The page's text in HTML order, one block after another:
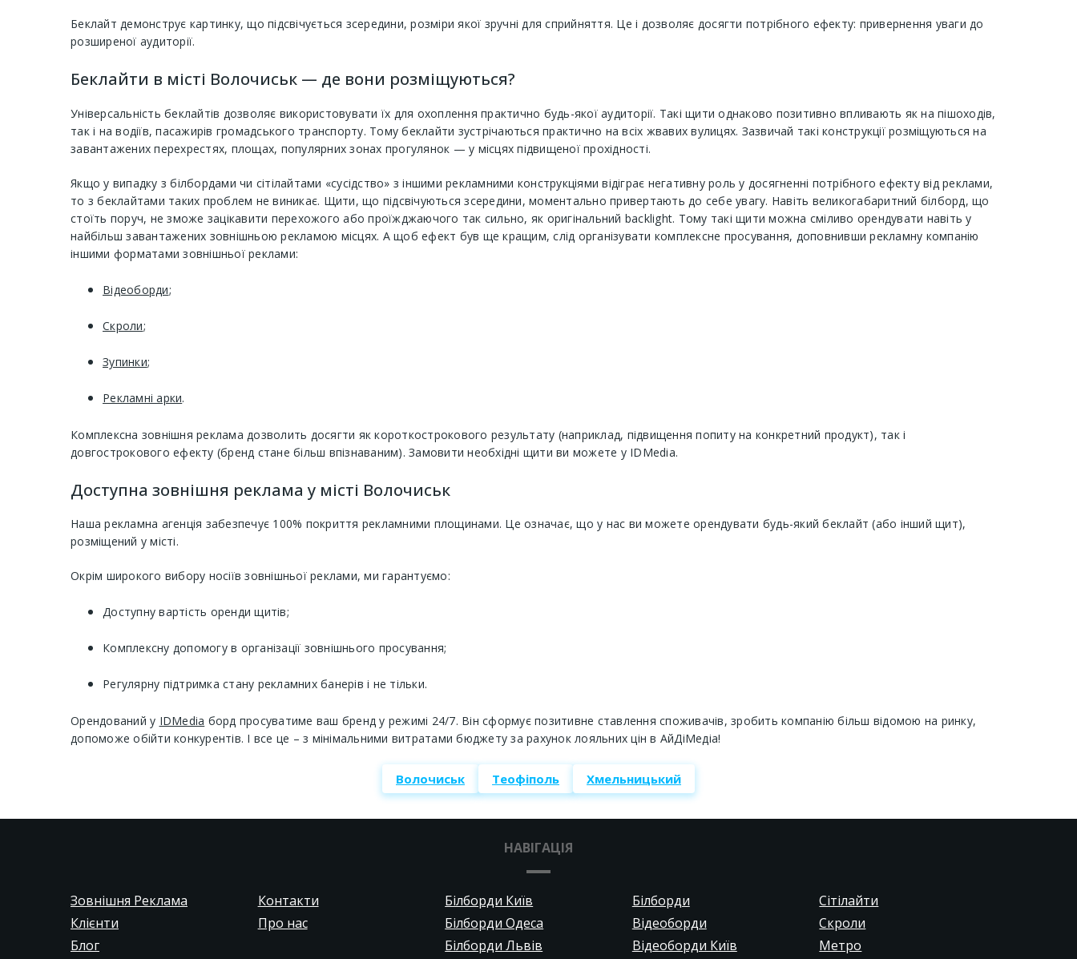
Беклайт демонструє картинку, що підсвічується зсередини, розміри якої зручні для сприйняття. Це і дозволяє досягти потрібного ефекту: привернення уваги до
розширеної аудиторії.
Беклайти в місті Волочиськ — де вони розміщуються?
Універсальність беклайтів дозволяє використовувати їх для охоплення практично будь-якої аудиторії. Такі щити однаково позитивно впливають як на пішоходів,
так і на водіїв, пасажирів громадського транспорту. Тому беклайти зустрічаються практично на всіх жвавих вулицях. Зазвичай такі конструкції розміщуються на
завантажених перехрестях, площах, популярних зонах прогулянок — у місцях підвищеної прохідності.
Якщо у випадку з білбордами чи сітілайтами «сусідство» з іншими рекламними конструкціями відіграє негативну роль у досягненні потрібного ефекту від реклами,
то з беклайтами таких проблем не виникає. Щити, що підсвічуються зсередини, моментально привертають до себе увагу. Навіть великогабаритний білборд, що
стоїть поруч, не зможе зацікавити перехожого або проїжджаючого так сильно, як оригінальний backlight. Тому такі щити можна сміливо орендувати навіть у
найбільш завантажених зовнішньою рекламою місцях. А щоб ефект був ще кращим, слід організувати комплексне просування, доповнивши рекламну компанію
іншими форматами зовнішньої реклами:
Відеоборди;
Скроли;
Зупинки;
Рекламні арки.
Комплексна зовнішня реклама дозволить досягти як короткострокового результату (наприклад, підвищення попиту на конкретний продукт), так і
довгострокового ефекту (бренд стане більш впізнаваним). Замовити необхідні щити ви можете у IDMedia.
Доступна зовнішня реклама у місті Волочиськ
Наша рекламна агенція забезпечує 100% покриття рекламними площинами. Це означає, що у нас ви можете орендувати будь-який беклайт (або інший щит),
розміщений у місті.
Окрім широкого вибору носіїв зовнішньої реклами, ми гарантуємо:
Доступну вартість оренди щитів;
Комплексну допомогу в організації зовнішнього просування;
Регулярну підтримка стану рекламних банерів і не тільки.
Орендований у IDMedia борд просуватиме ваш бренд у режимі 24/7. Він сформує позитивне ставлення споживачів, зробить компанію більш відомою на ринку,
допоможе обійти конкурентів. І все це – з мінімальними витратами бюджету за рахунок лояльних цін в АйДіМедіа!
Волочиськ Теофіполь Хмельницький
НАВІГАЦІЯ
Зовнішня Реклама
Білборди Львів
Клієнти
Білборди
Блог
Відеоборди
Контакти
Відеоборди Київ
Про нас
Сітілайти
Білборди Київ
Скроли
Білборди Одеса
Метро